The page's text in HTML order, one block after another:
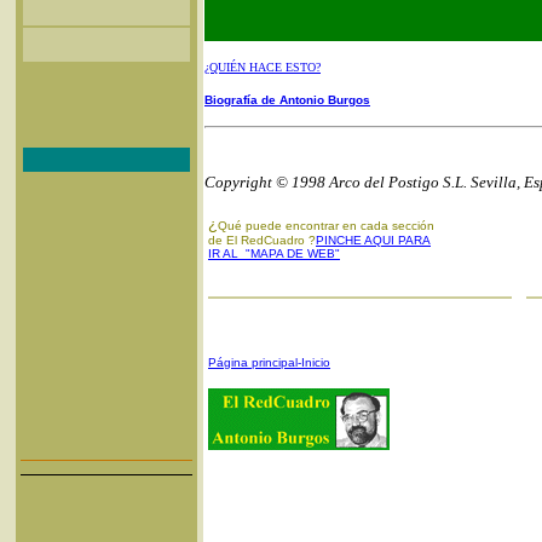
¿QUIÉN HACE ESTO?
Biografía de Antonio Burgos
Copyright © 1998 Arco del Postigo S.L. Sevilla,
¿ Qué puede encontrar en cada sección
de El RedCuadro ?PINCHE AQUI PARA
IR AL "MAPA DE WEB"
Página principal-Inicio